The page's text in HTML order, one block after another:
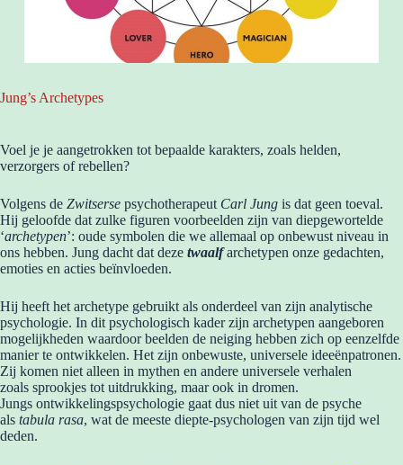
Jung’s Archetypes
Voel je je aangetrokken tot bepaalde karakters, zoals helden,
verzorgers of rebellen?
Volgens de Zwitserse psychotherapeut Carl Jung is dat geen toeval.
Hij geloofde dat zulke figuren voorbeelden zijn van diepgewortelde
‘archetypen’: oude symbolen die we allemaal op onbewust niveau in
ons hebben. Jung dacht dat deze twaalfarchetypen onze gedachten,
emoties en acties beïnvloeden.
Hij heeft het archetype gebruikt als onderdeel van zijn analytische
psychologie. In dit psychologisch kader zijn archetypen aangeboren
mogelijkheden waardoor beelden de neiging hebben zich op eenzelfde
manier te ontwikkelen. Het zijn onbewuste, universele ideeënpatronen.
Zij komen niet alleen in mythen en andere universele verhalen
zoals sprookjes tot uitdrukking, maar ook in dromen.
Jungs ontwikkelingspsychologie gaat dus niet uit van de psyche
als tabula rasa, wat de meeste diepte-psychologen van zijn tijd wel
deden.